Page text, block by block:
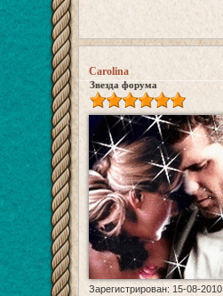
Carolina
Звезда форума
Зарегистрирован: 15-08-2010